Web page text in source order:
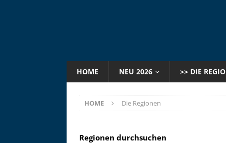
HOME NEU 2026 >> DIE
HOME Die Regionen
Regionen durchsuchen